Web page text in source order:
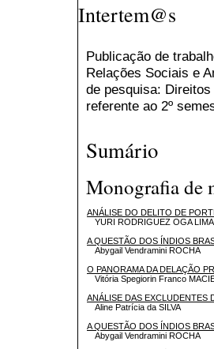
Intertem@s
Publicação de
Relações Sociais e
de pesquisa:
referente ao 2º
Sumário
Monografia de
ANÁLISE DO DELITO DE
YURI RODRIGUEZ OGA
A QUESTÃO DOS ÍNDIOS
Abygail Vendramini ROCHA
O PANORAMA DA DELAÇÃO
Vitória Spegiorin Franco
ANÁLISE DAS EXCLUDENTES
Aline Patrícia da SILVA
A QUESTÃO DOS ÍNDIOS
Abygail Vendramini ROCHA